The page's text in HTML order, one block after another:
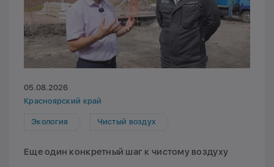
05.08.2026
Красноярский край
Экология Чистый воздух
Еще один конкретный шаг к чистому воздуху